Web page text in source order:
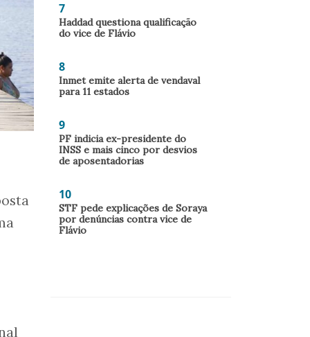
7
Haddad questiona qualificação
do vice de Flávio
8
Inmet emite alerta de vendaval
para 11 estados
9
PF indicia ex-presidente do
INSS e mais cinco por desvios
de aposentadorias
10
STF pede explicações de Soraya
por denúncias contra vice de
Flávio